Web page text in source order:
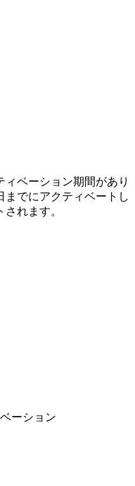
ベーション期間があり
までにアクティベートし
れます。
ーション